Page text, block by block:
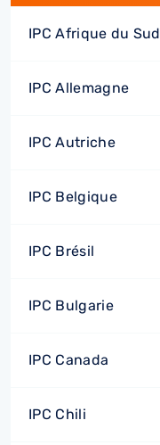
IPC Afrique du Sud
IPC Allemagne
IPC Autriche
IPC Belgique
IPC Brésil
IPC Bulgarie
IPC Canada
IPC Chili